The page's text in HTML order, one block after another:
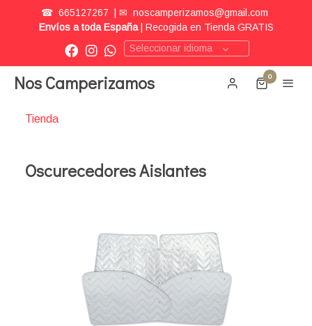
☎ 665127267 | ✉ noscamperizamos@gmail.com
Envíos a toda España| Recogida en Tienda GRATIS
Seleccionar idioma
Nos Camperizamos 0
Tienda
Oscurecedores Aislantes